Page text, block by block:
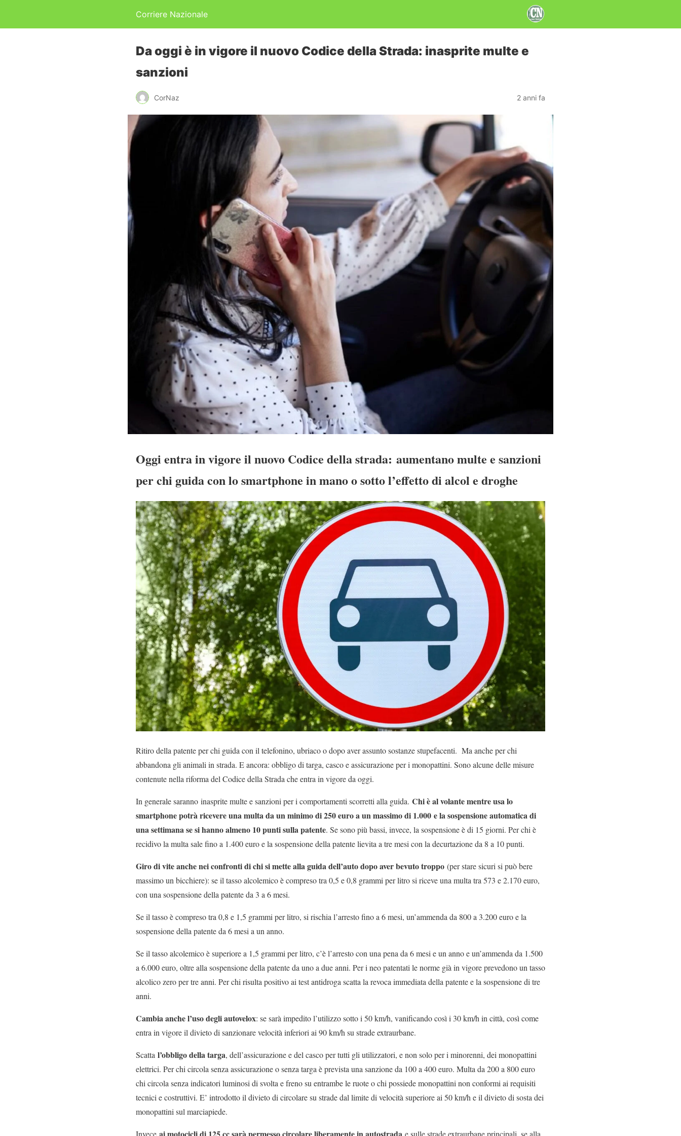
Corriere Nazionale
Da oggi è in vigore il nuovo Codice della Strada: inasprite multe e
sanzioni
CorNaz 2 anni fa
Oggi entra in vigore il nuovo Codice della strada: aumentano multe e sanzioni
per chi guida con lo smartphone in mano o sotto l’effetto di alcol e droghe
Ritiro della patente per chi guida con il telefonino, ubriaco o dopo aver assunto sostanze stupefacenti. Ma anche per chi
abbandona gli animali in strada. E ancora: obbligo di targa, casco e assicurazione per i monopattini. Sono alcune delle misure
contenute nella riforma del Codice della Strada che entra in vigore da oggi.
In generale saranno inasprite multe e sanzioni per i comportamenti scorretti alla guida. Chi è al volante mentre usa lo
smartphone potrà ricevere una multa da un minimo di 250 euro a un massimo di 1.000 e la sospensione automatica di
una settimana se si hanno almeno 10 punti sulla patente. Se sono più bassi, invece, la sospensione è di 15 giorni. Per chi è
recidivo la multa sale fino a 1.400 euro e la sospensione della patente lievita a tre mesi con la decurtazione da 8 a 10 punti.
Giro di vite anche nei confronti di chi si mette alla guida dell’auto dopo aver bevuto troppo (per stare sicuri si può bere
massimo un bicchiere): se il tasso alcolemico è compreso tra 0,5 e 0,8 grammi per litro si riceve una multa tra 573 e 2.170 euro,
con una sospensione della patente da 3 a 6 mesi.
Se il tasso è compreso tra 0,8 e 1,5 grammi per litro, si rischia l’arresto fino a 6 mesi, un’ammenda da 800 a 3.200 euro e la
sospensione della patente da 6 mesi a un anno.
Se il tasso alcolemico è superiore a 1,5 grammi per litro, c’è l’arresto con una pena da 6 mesi e un anno e un’ammenda da 1.500
a 6.000 euro, oltre alla sospensione della patente da uno a due anni. Per i neo patentati le norme già in vigore prevedono un tasso
alcolico zero per tre anni. Per chi risulta positivo ai test antidroga scatta la revoca immediata della patente e la sospensione di tre
anni.
Cambia anche l’uso degli autovelox: se sarà impedito l’utilizzo sotto i 50 km/h, vanificando così i 30 km/h in città, così come
entra in vigore il divieto di sanzionare velocità inferiori ai 90 km/h su strade extraurbane.
Scatta l’obbligo della targa, dell’assicurazione e del casco per tutti gli utilizzatori, e non solo per i minorenni, dei monopattini
elettrici. Per chi circola senza assicurazione o senza targa è prevista una sanzione da 100 a 400 euro. Multa da 200 a 800 euro
chi circola senza indicatori luminosi di svolta e freno su entrambe le ruote o chi possiede monopattini non conformi ai requisiti
tecnici e costruttivi. E’ introdotto il divieto di circolare su strade dal limite di velocità superiore ai 50 km/h e il divieto di sosta dei
monopattini sul marciapiede.